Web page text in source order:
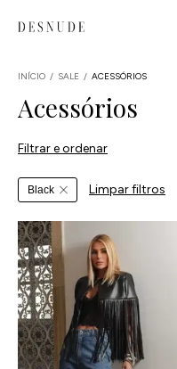
INÍCIO / SALE / ACESSÓRIOS
Acessórios
Filtrar e ordenar
Black Limpar filtros